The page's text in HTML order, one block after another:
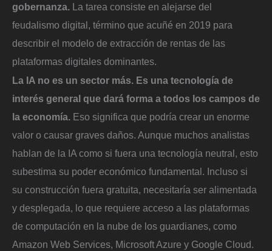
gobernanza. La tarea consiste en alejarse del
feudalismo digital, término que acuñé en 2019 para
describir el modelo de extracción de rentas de las
plataformas digitales dominantes.
La IA no es un sector más. Es una tecnología de
interés general que dará forma a todos los campos de
la economía. Eso significa que podría crear un enorme
valor o causar graves daños. Aunque muchos analistas
hablan de la IA como si fuera una tecnología neutral, esto
subestima su poder económico fundamental. Incluso si
su construcción fuera gratuita, necesitaría ser alimentada
y desplegada, lo que requiere acceso a las plataformas
de computación en la nube de los guardianes, como
Amazon Web Services, Microsoft Azure y Google Cloud.